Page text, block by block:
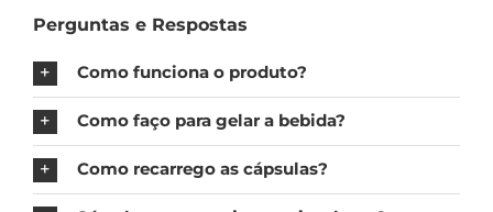
Perguntas e Respostas
Como funciona o produto?
Como faço para gelar a bebida?
Como recarrego as cápsulas?